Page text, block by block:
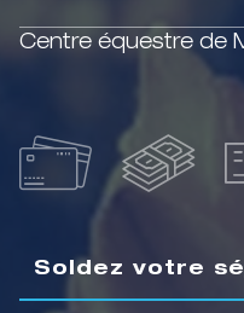
Centre équestre de
Soldez votre